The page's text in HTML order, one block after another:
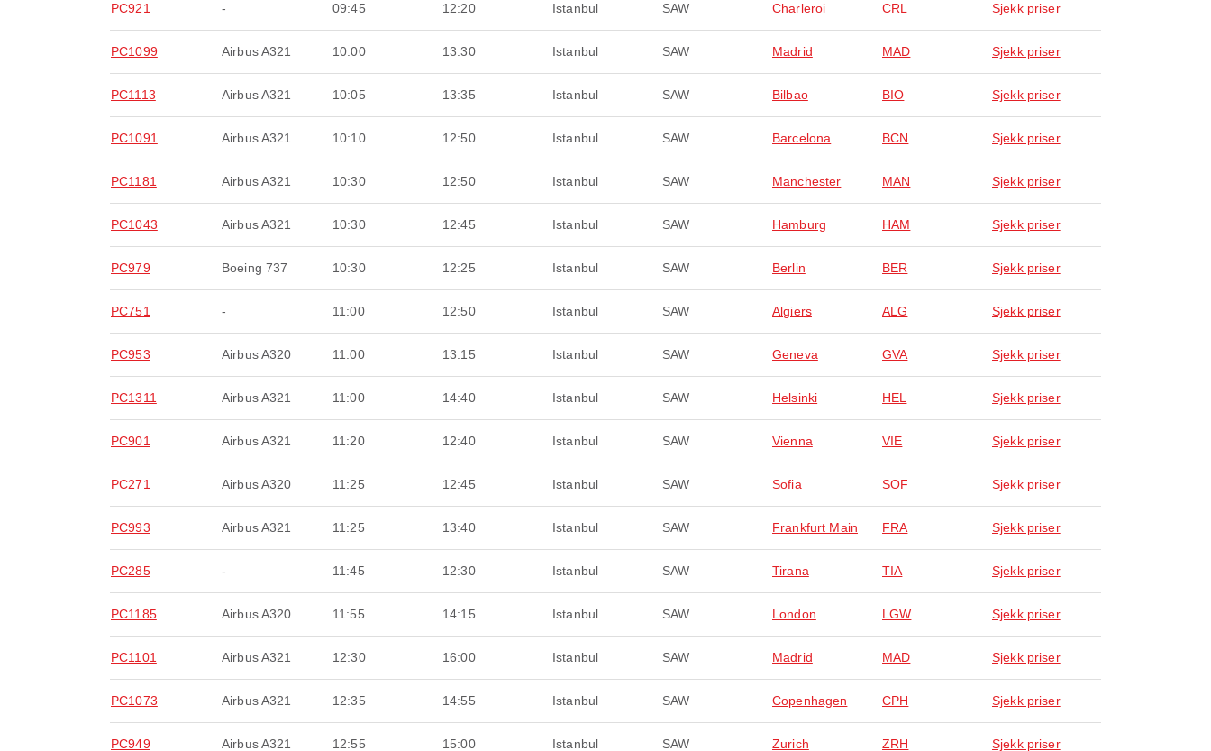
PC921 - 09:45 12:20 Istanbul SAW Charleroi CRL Sjekk priser
PC1099 Airbus A321 10:00 13:30 Istanbul SAW Madrid MAD Sjekk priser
PC1113 Airbus A321 10:05 13:35 Istanbul SAW Bilbao BIO Sjekk priser
PC1091 Airbus A321 10:10 12:50 Istanbul SAW Barcelona BCN Sjekk priser
PC1181 Airbus A321 10:30 12:50 Istanbul SAW Manchester MAN Sjekk priser
PC1043 Airbus A321 10:30 12:45 Istanbul SAW Hamburg HAM Sjekk priser
PC979 Boeing 737 10:30 12:25 Istanbul SAW Berlin BER Sjekk priser
PC751 - 11:00 12:50 Istanbul SAW Algiers ALG Sjekk priser
PC953 Airbus A320 11:00 13:15 Istanbul SAW Geneva GVA Sjekk priser
PC1311 Airbus A321 11:00 14:40 Istanbul SAW Helsinki HEL Sjekk priser
PC901 Airbus A321 11:20 12:40 Istanbul SAW Vienna VIE Sjekk priser
PC271 Airbus A320 11:25 12:45 Istanbul SAW Sofia SOF Sjekk priser
PC993 Airbus A321 11:25 13:40 Istanbul SAW Frankfurt Main FRA Sjekk priser
PC285 - 11:45 12:30 Istanbul SAW Tirana TIA Sjekk priser
PC1185 Airbus A320 11:55 14:15 Istanbul SAW London LGW Sjekk priser
PC1101 Airbus A321 12:30 16:00 Istanbul SAW Madrid MAD Sjekk priser
PC1073 Airbus A321 12:35 14:55 Istanbul SAW Copenhagen CPH Sjekk priser
PC949 Airbus A321 12:55 15:00 Istanbul SAW Zurich ZRH Sjekk priser